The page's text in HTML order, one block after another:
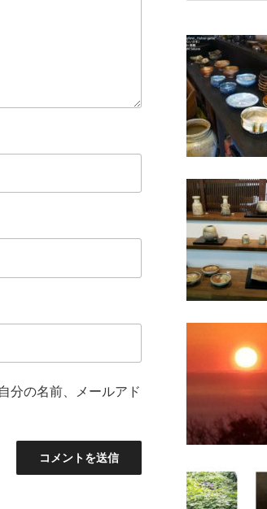
分の名前、メールアド